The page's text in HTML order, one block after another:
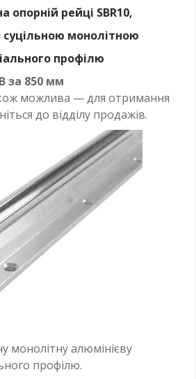
опорній рейці SBR10,
монолітною
профілю
за 850 мм
можлива — для отримання
до відділу продажів.
монолітну алюмінієву
профілю.